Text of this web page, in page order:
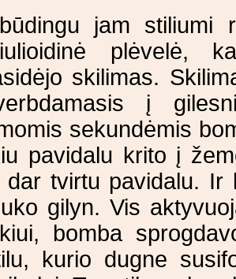
jam stiliumi
plėvelė,
skilimas.
į
sekundėmis
pavidalu krito į
dar tvirtu pavidalu. Ir
gilyn. Vis
bomba
kurio dugne